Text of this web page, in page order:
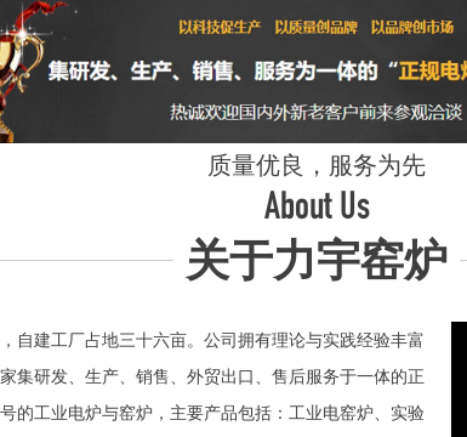
质量优良，服务为先
About Us
关于力宇窑炉
建工厂占地三十六亩。公司拥有理论与实践经验丰富
集研发、生产、销售、外贸出口、售后服务于一体的正
工业电炉与窑炉，主要产品包括：工业电窑炉、实验